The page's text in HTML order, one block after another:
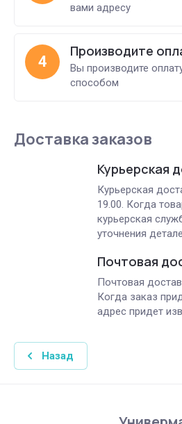
вами адресу
4
Производите
Вы производите
способом
Доставка заказов
Курьерская
Курьерская
19.00. Когда
курьерская
уточнения
Почтовая
Почтовая
Когда заказ
адрес придет
Назад